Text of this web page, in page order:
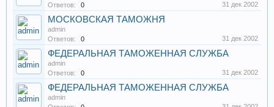
Ответов:
0 31 дек 2002
МОСКОВСКАЯ ТАМОЖНЯ
admin
Ответов:
0 31 дек 2002
ФЕДЕРАЛЬНАЯ ТАМОЖЕННАЯ СЛУЖБА
admin
Ответов:
0 31 дек 2002
ФЕДЕРАЛЬНАЯ ТАМОЖЕННАЯ СЛУЖБА
admin